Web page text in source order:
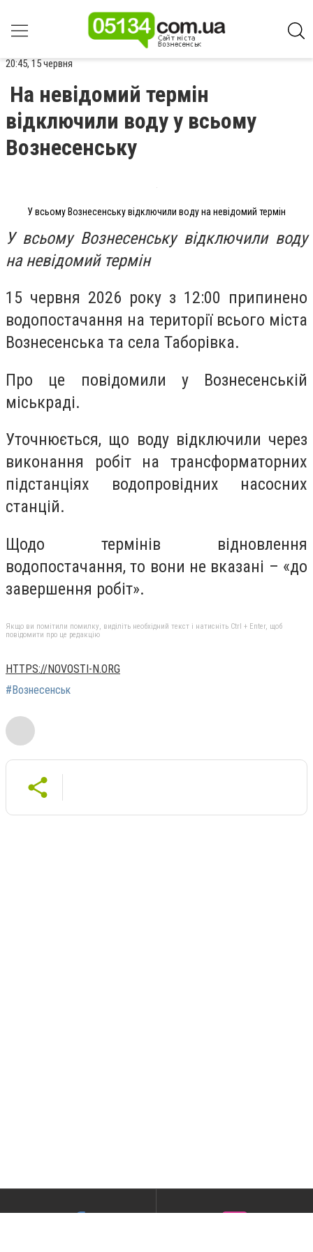
20:45, 15 червня
На невідомий термін
відключили воду у всьому
Вознесенську
У всьому Вознесенську відключили воду на невідомий термін
У всьому Вознесенську відключили воду
на невідомий термін
15 червня 2026 року з 12:00 припинено
водопостачання на території всього міста
Вознесенська та села Таборівка.
Про це повідомили у Вознесенській
міськраді.
Уточнюється, що воду відключили через
виконання робіт на трансформаторних
підстанціях водопровідних насосних
станцій.
Щодо термінів відновлення
водопостачання, то вони не вказані – «до
завершення робіт».
Якщо ви помітили помилку, виділіть необхідний текст і натисніть Ctrl + Enter, щоб
повідомити про це редакцію
HTTPS://NOVOSTI-N.ORG
#Вознесенськ